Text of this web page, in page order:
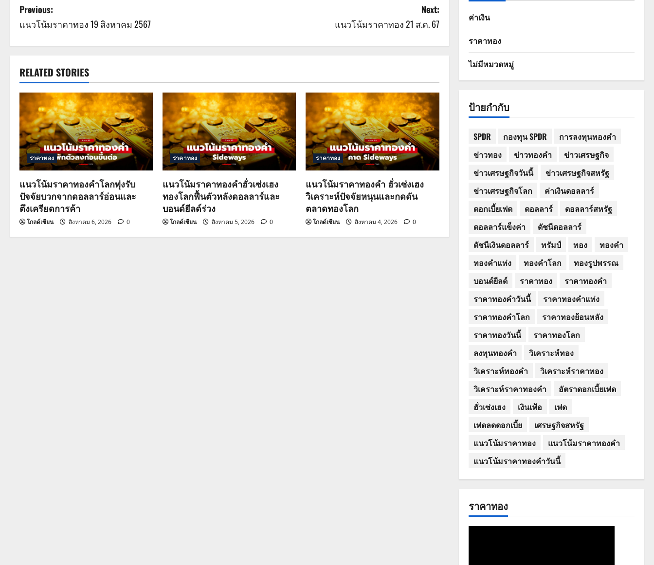
P
o
s
t
n
a
v
i
g
a
t
i
Previous:
แนวโน้มราคาทอง 19 สิงหาคม 2567
Next:
แนวโน้มราคาทอง 21 ส.ค. 67
RELATED STORIES
ราคาทอง
แนวโน้มราคาทองคำโลกพุ่งรับ
ปัจจัยบวกจากดอลลาร์อ่อนและ
ตึงเครียดการค้า
โกลด์เซียน สิงหาคม 6, 2026 0
ราคาทอง
แนวโน้มราคาทองคำฮั่วเซ่งเฮง
ทองโลกฟื้นตัวหลังดอลลาร์และ
บอนด์ยีลด์ร่วง
โกลด์เซียน สิงหาคม 5, 2026 0
ราคาทอง
แนวโน้มราคาทองคำ ฮั่วเซ่งเฮง
วิเคราะห์ปัจจัยหนุนและกดดัน
ตลาดทองโลก
โกลด์เซียน สิงหาคม 4, 2026 0
ค่าเงิน
ราคาทอง
ไม่มีหมวดหมู่
ป้ายกำกับ
SPDR กองทุน SPDR
การลงทุนทองคำ
ข่าวทอง
ข่าวทองคำ
ข่าวเศรษฐกิจ
ข่าวเศรษฐกิจวันนี้
ข่าวเศรษฐกิจสหรัฐ
ข่าวเศรษฐกิจโลก
ค่าเงินดอลลาร์
ดอกเบี้ยเฟด
ดอลลาร์
ดอลลาร์สหรัฐ
ดอลลาร์แข็งค่า
ดัชนีดอลลาร์
ดัชนีเงินดอลลาร์
ทรัมป์ ทอง
ทองคำ
ทองคำแท่ง
ทองคำโลก
ทองรูปพรรณ
บอนด์ยีลด์
ราคาทอง
ราคาทองคำ
ราคาทองคำวันนี้
ราคาทองคำแท่ง
ราคาทองคำโลก
ราคาทองย้อนหลัง
ราคาทองวันนี้
ราคาทองโลก
ลงทุนทองคำ
วิเคราะห์ทอง
วิเคราะห์ทองคำ
วิเคราะห์ราคาทอง
วิเคราะห์ราคาทองคำ
อัตราดอกเบี้ยเฟด
ฮั่วเซ่งเฮง
เงินเฟ้อ
เฟด
เฟดลดดอกเบี้ย
เศรษฐกิจสหรัฐ
แนวโน้มราคาทอง
แนวโน้มราคาทองคำ
แนวโน้มราคาทองคำวันนี้
ราคาทอง